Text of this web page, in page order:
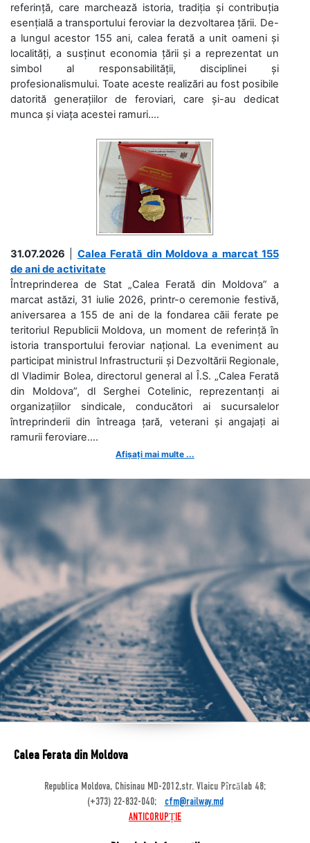
referință, care marchează istoria, tradiția și contribuția
esențială a transportului feroviar la dezvoltarea țării. De-
a lungul acestor 155 ani, calea ferată a unit oameni și
localități, a susținut economia țării și a reprezentat un
simbol al responsabilității, disciplinei și
profesionalismului. Toate aceste realizări au fost posibile
datorită generațiilor de feroviari, care și-au dedicat
munca și viața acestei ramuri....
31.07.2026
Calea Ferată din Moldova a marcat 155
de ani de activitate
Întreprinderea de Stat „Calea Ferată din Moldova” a
marcat astăzi, 31 iulie 2026, printr-o ceremonie festivă,
aniversarea a 155 de ani de la fondarea căii ferate pe
teritoriul Republicii Moldova, un moment de referință în
istoria transportului feroviar național. La eveniment au
participat ministrul Infrastructurii și Dezvoltării Regionale,
dl Vladimir Bolea, directorul general al Î.S. „Calea Ferată
din Moldova”, dl Serghei Cotelinic, reprezentanți ai
organizațiilor sindicale, conducători ai sucursalelor
întreprinderii din întreaga țară, veterani și angajați ai
ramurii feroviare....
Afișați mai multe ...
Calea Ferata din Moldova
Republica Moldova, Chisinau MD-2012,str. Vlaicu Pîrcălab 48;
(+373) 22-832-040;
cfm@railway.md
ANTICORUPȚIE